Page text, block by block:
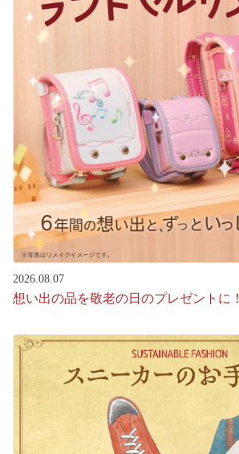
2026.08.07
想い出の品を敬老の日のプレゼントに！